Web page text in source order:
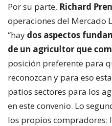
Por su parte, Richard
operaciones del Mercado
“hay dos aspectos
de un agricultor que
posición preferente para
reconozcan y para eso
patios sectores para los
en este convenio. Lo
los propios